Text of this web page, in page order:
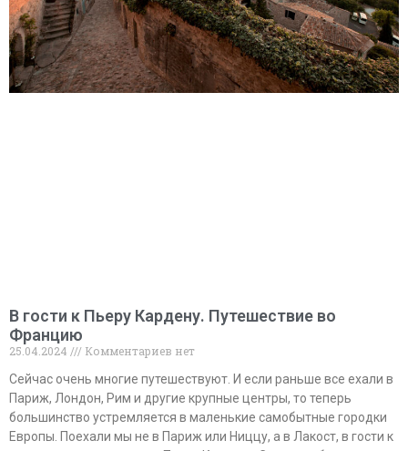
В гости к Пьеру Кардену. Путешествие во
Францию
25.04.2024
Комментариев нет
Сейчас очень многие путешествуют. И если раньше все ехали в
Париж, Лондон, Рим и другие крупные центры, то теперь
большинство устремляется в маленькие самобытные городки
Европы. Поехали мы не в Париж или Ниццу, а в Лакост, в гости к